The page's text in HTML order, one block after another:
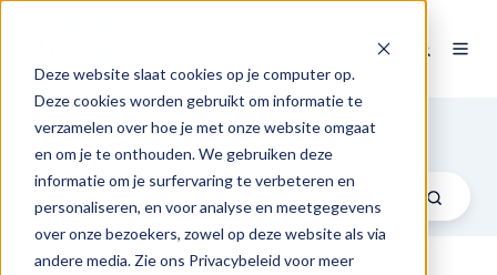
Deze website slaat cookies op je computer op.
Deze cookies worden gebruikt om informatie te
verzamelen over hoe je met onze website omgaat
en om je te onthouden. We gebruiken deze
informatie om je surfervaring te verbeteren en
personaliseren, en voor analyse en meetgegevens
over onze bezoekers, zowel op deze website als via
andere media. Zie ons Privacybeleid voor meer
Blog